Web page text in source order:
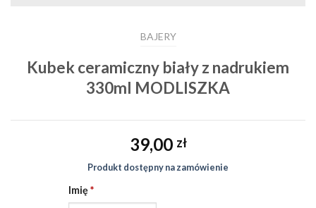
BAJERY
Kubek ceramiczny biały z nadrukiem
330ml MODLISZKA
39,00 zł
Produkt dostępny na zamówienie
Imię*